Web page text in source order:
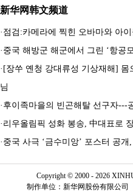
新华网韩文频道
· 점검:카메라에 찍힌 오바마와 아이
· 중국 해방군 해군에서 그린 ‘항공
· [장쑤 옌청 강대류성 기상재해]
님
· 후이족마을의 빈곤해탈 선구자---
· 리우올림픽 성화 봉송, 中대표로
· 중국 사극 ‘금수미앙’ 포스터 공개
Copyright © 2000 - 2026
制作单位：新华网股份有限公